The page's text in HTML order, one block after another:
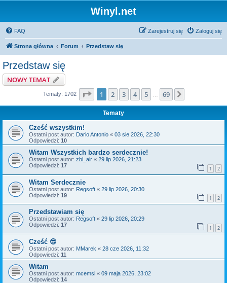
Winyl.net
FAQ Zaloguj się
Zarejestruj się
Strona główna Forum Przedstaw się
Przedstaw się
NOWY TEMAT
Tematy: 1702 Strona1 z69
1 2 3 4 5 69
Tematy
Cześć wszystkim!
Ostatni post autor: Dario Antonio « 03 sie 2026, 22:30
Odpowiedzi: 10
Witam Wszystkich bardzo serdecznie!
Ostatni post autor: zbi_air « 29 lip 2026, 21:23
Odpowiedzi: 17 1 2
Witam Serdecznie
Ostatni post autor: Regsoft « 29 lip 2026, 20:30
Odpowiedzi: 19 1 2
Przedstawiam się
Ostatni post autor: Regsoft « 29 lip 2026, 20:29
Odpowiedzi: 17 1 2
Cześć 😎
Ostatni post autor: MMarek « 28 cze 2026, 11:32
Odpowiedzi: 11
Witam
Ostatni post autor: mcemsi « 09 maja 2026, 23:02
Odpowiedzi: 14